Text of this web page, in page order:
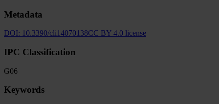
Metadata
DOI: 10.3390/cli14070138CC BY 4.0 license
IPC Classification
G06
Keywords